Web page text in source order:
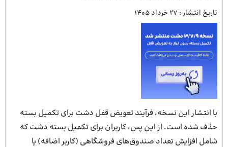
تاریخ انتشار : 27 خرداد 1405
با انتشار این نسخه، فرآیند تعویض قفل دشت برای تکمیل بسته
حذف شده است. از این پس، کاربران برای تکمیل بسته دشت که
شامل افزایش تعداد صندوق‌های فروشگاهی (کاربر اضافه) یا